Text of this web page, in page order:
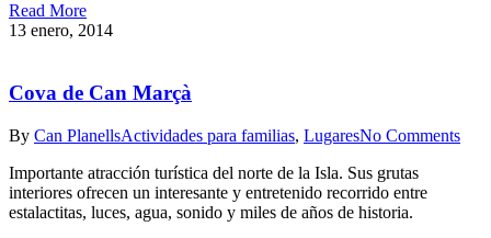
Read More
13 enero, 2014
Cova de Can Marçà
By Can PlanellsActividades para familias, LugaresNo Comments
Importante atracción turística del norte de la Isla. Sus grutas
interiores ofrecen un interesante y entretenido recorrido entre
estalactitas, luces, agua, sonido y miles de años de historia.